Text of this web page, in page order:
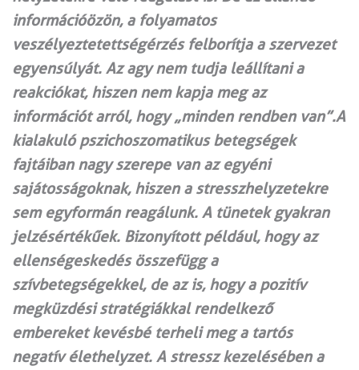
információözön, a folyamatos
veszélyeztetettségérzés felborítja a szervezet
egyensúlyát. Az agy nem tudja leállítani a
reakciókat, hiszen nem kapja meg az
információt arról, hogy „minden rendben van”.A
kialakuló pszichoszomatikus betegségek
fajtáiban nagy szerepe van az egyéni
sajátosságoknak, hiszen a stresszhelyzetekre
sem egyformán reagálunk. A tünetek gyakran
jelzés­értékűek. Bizonyított például, hogy az
ellenségeskedés összefügg a
szívbetegségekkel, de az is, hogy a pozitív
megküzdési stratégiákkal rendel­kező
embereket kevésbé terheli meg a tartós
negatív élethelyzet. A stressz kezelésében a